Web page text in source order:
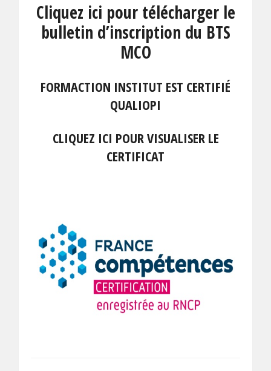
Cliquez ici pour télécharger le
bulletin d’inscription du BTS
MCO
FORMACTION INSTITUT EST CERTIFIÉ
QUALIOPI
CLIQUEZ ICI POUR VISUALISER LE
CERTIFICAT